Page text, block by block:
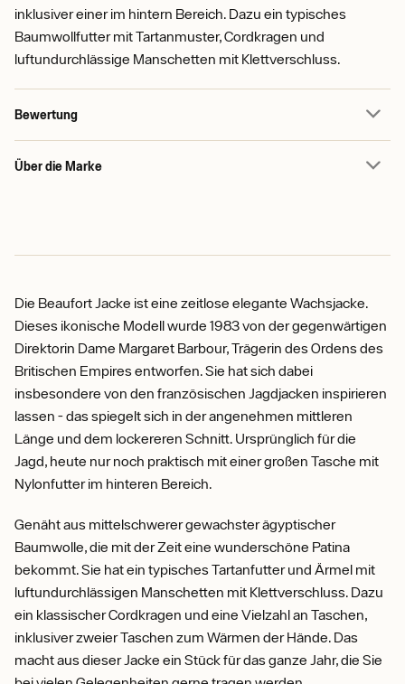
inklusiver einer im hintern Bereich. Dazu ein typisches
Baumwollfutter mit Tartanmuster, Cordkragen und
luftundurchlässige Manschetten mit Klettverschluss.
Bewertung
Über die Marke
Die Beaufort Jacke ist eine zeitlose elegante Wachsjacke.
Dieses ikonische Modell wurde 1983 von der gegenwärtigen
Direktorin Dame Margaret Barbour, Trägerin des Ordens des
Britischen Empires entworfen. Sie hat sich dabei
insbesondere von den französischen Jagdjacken inspirieren
lassen - das spiegelt sich in der angenehmen mittleren
Länge und dem lockereren Schnitt. Ursprünglich für die
Jagd, heute nur noch praktisch mit einer großen Tasche mit
Nylonfutter im hinteren Bereich.
Genäht aus mittelschwerer gewachster ägyptischer
Baumwolle, die mit der Zeit eine wunderschöne Patina
bekommt. Sie hat ein typisches Tartanfutter und Ärmel mit
luftundurchlässigen Manschetten mit Klettverschluss. Dazu
ein klassischer Cordkragen und eine Vielzahl an Taschen,
inklusiver zweier Taschen zum Wärmen der Hände. Das
macht aus dieser Jacke ein Stück für das ganze Jahr, die Sie